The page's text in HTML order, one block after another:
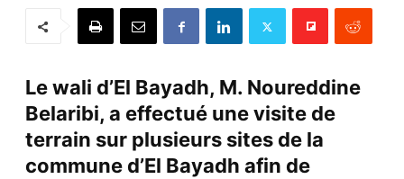
Le wali d’El Bayadh, M. Noureddine
Belaribi, a effectué une visite de
terrain sur plusieurs sites de la
commune d’El Bayadh afin de